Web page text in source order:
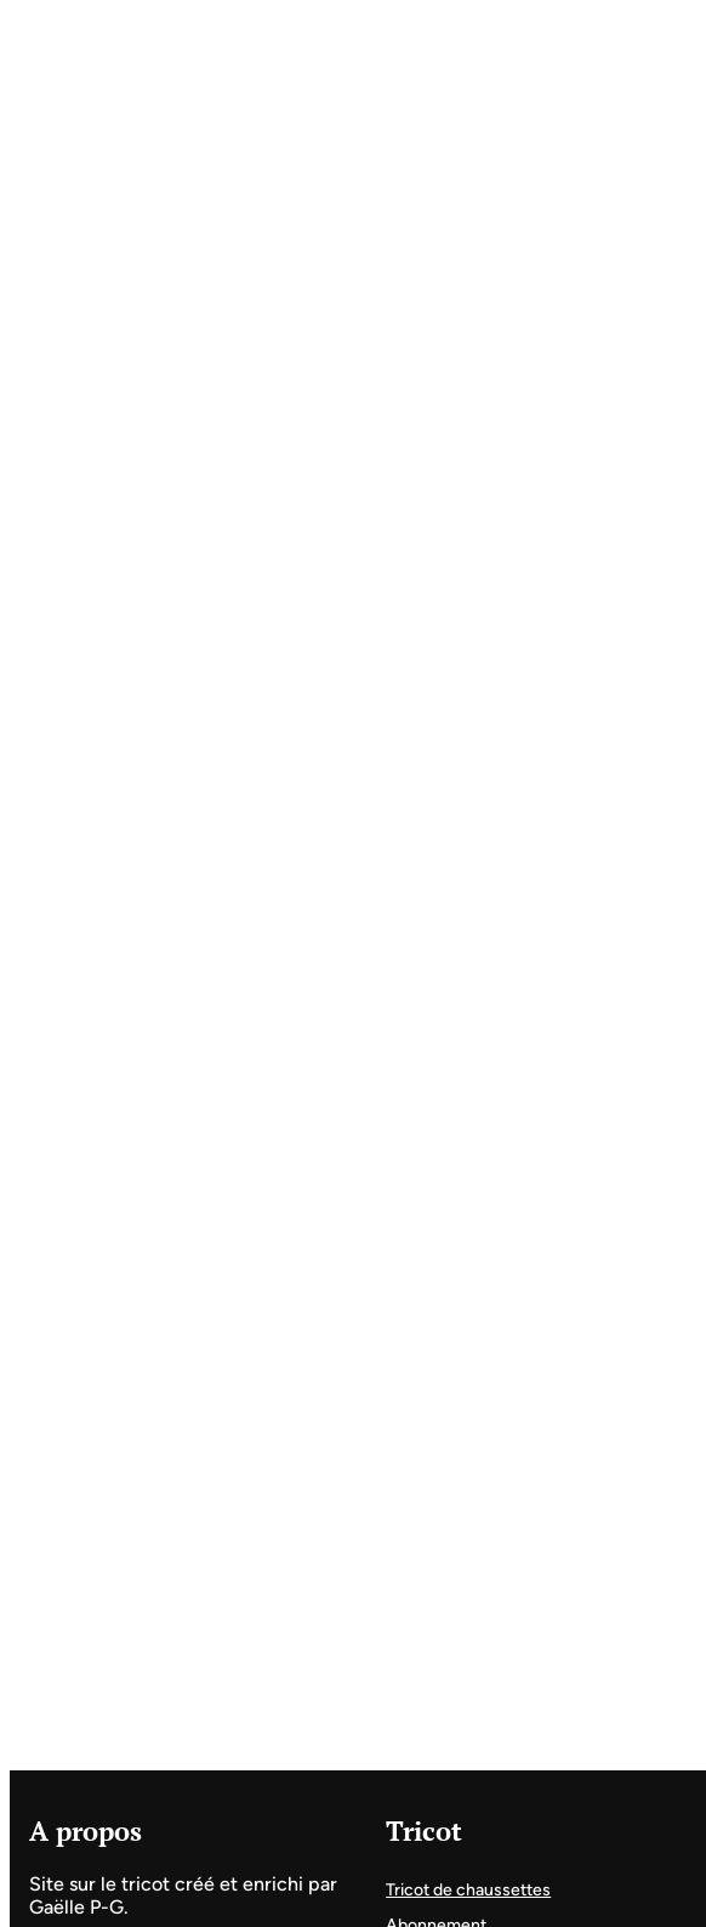
A propos
Site sur le tricot créé et enrichi par
Gaëlle P-G.
Tricot
Tricot de chaussettes